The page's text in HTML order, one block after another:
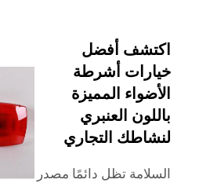
اكتشف أفضل
خيارات أشرطة
الأضواء المميزة
باللون العنبري
لنشاطك التجاري
السلامة تظل دائمًا مصدر